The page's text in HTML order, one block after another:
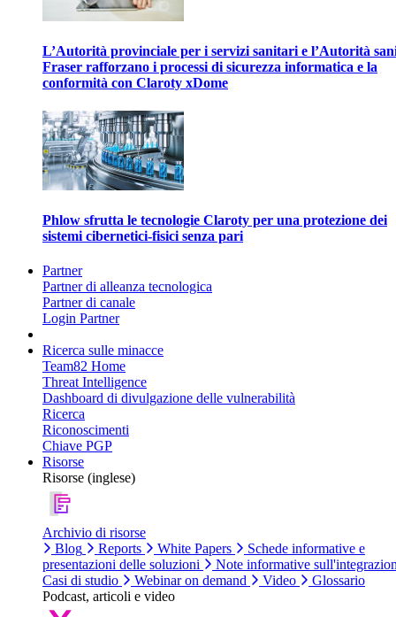
L’Autorità provinciale per i servizi sanitari e l’Autorità
Fraser rafforzano i processi di sicurezza informatica e la
conformità con Claroty xDome
Phlow sfrutta le tecnologie Claroty per una protezione dei
sistemi cibernetici-fisici senza pari
Partner
Partner di alleanza tecnologica
Partner di canale
Login Partner
Ricerca sulle minacce
Team82 Home
Threat Intelligence
Dashboard di divulgazione delle vulnerabilità
Ricerca
Riconoscimenti
Chiave PGP
Risorse
Risorse (inglese)
Archivio di risorse
Blog
Reports White Papers
Schede informative e
presentazioni delle soluzioni
Note informative
Casi di studio
Webinar on demand Video
Glossario
Podcast, articoli e video